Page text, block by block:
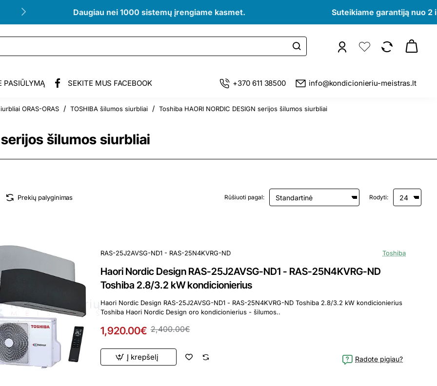
Daugiau nei 1000 sistemų įrengiame kasmet. Suteikiame garantiją nuo 2
PASIŪLYMĄ SEKITE MUS FACEBOOK +370 611 38500 info@kondicionieriu-meistras.lt
serijos šilumos siurbliai
ORAS-ORAS TOSHIBA šilumos siurbliai Toshiba HAORI NORDIC DESIGN serijos šilumos siurbliai
Prekių palyginimas Rūšiuoti pagal: Rodyti:
RAS-25J2AVSG-ND1 - RAS-25N4KVRG-ND Toshiba
Haori Nordic Design RAS-25J2AVSG-ND1 - RAS-25N4KVRG-ND
Toshiba 2.8/3.2 kW kondicionierius
Haori Nordic Design RAS-25J2AVSG-ND1 - RAS-25N4KVRG-ND Toshiba 2.8/3.2 kW kondicionierius
Toshiba Haori Nordic Design oro kondicionierius - šilumos..
1,920.00€ 2,400.00€
Į krepšelį Radote pigiau?